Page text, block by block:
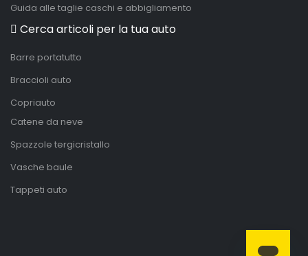
Guida alle taglie caschi e abbigliamento
Cerca articoli per la tua auto
Barre portatutto
Braccioli auto
Copriauto
Catene da neve
Spazzole tergicristallo
Vasche baule
Tappeti auto